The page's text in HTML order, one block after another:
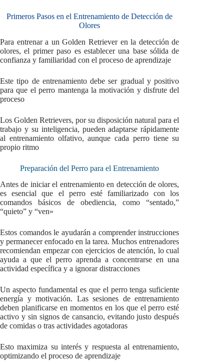
Primeros Pasos en el Entrenamiento de Detección de
Olores
Para entrenar a un Golden Retriever en la detección de
olores, el primer paso es establecer una base sólida de
confianza y familiaridad con el proceso de aprendizaje
Este tipo de entrenamiento debe ser gradual y positivo
para que el perro mantenga la motivación y disfrute del
proceso
Los Golden Retrievers, por su disposición natural para el
trabajo y su inteligencia, pueden adaptarse rápidamente
al entrenamiento olfativo, aunque cada perro tiene su
propio ritmo
Preparación del Perro para el Entrenamiento
Antes de iniciar el entrenamiento en detección de olores,
es esencial que el perro esté familiarizado con los
comandos básicos de obediencia, como “sentado,”
“quieto” y “ven»
Estos comandos le ayudarán a comprender instrucciones
y permanecer enfocado en la tarea. Muchos entrenadores
recomiendan empezar con ejercicios de atención, lo cual
ayuda a que el perro aprenda a concentrarse en una
actividad específica y a ignorar distracciones
Un aspecto fundamental es que el perro tenga suficiente
energía y motivación. Las sesiones de entrenamiento
deben planificarse en momentos en los que el perro esté
activo y sin signos de cansancio, evitando justo después
de comidas o tras actividades agotadoras
Esto maximiza su interés y respuesta al entrenamiento,
optimizando el proceso de aprendizaje